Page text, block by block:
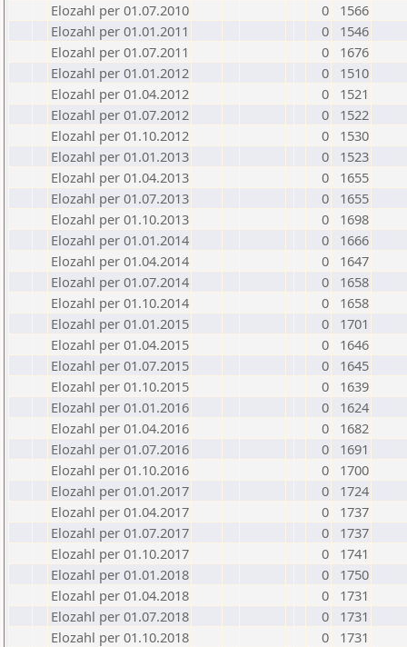
Elozahl per 01.07.2010
0
1566
Elozahl per 01.01.2011
0
1546
Elozahl per 01.07.2011
0
1676
Elozahl per 01.01.2012
0
1510
Elozahl per 01.04.2012
0
1521
Elozahl per 01.07.2012
0
1522
Elozahl per 01.10.2012
0
1530
Elozahl per 01.01.2013
0
1523
Elozahl per 01.04.2013
0
1655
Elozahl per 01.07.2013
0
1655
Elozahl per 01.10.2013
0
1698
Elozahl per 01.01.2014
0
1666
Elozahl per 01.04.2014
0
1647
Elozahl per 01.07.2014
0
1658
Elozahl per 01.10.2014
0
1658
Elozahl per 01.01.2015
0
1701
Elozahl per 01.04.2015
0
1646
Elozahl per 01.07.2015
0
1645
Elozahl per 01.10.2015
0
1639
Elozahl per 01.01.2016
0
1624
Elozahl per 01.04.2016
0
1682
Elozahl per 01.07.2016
0
1691
Elozahl per 01.10.2016
0
1700
Elozahl per 01.01.2017
0
1724
Elozahl per 01.04.2017
0
1737
Elozahl per 01.07.2017
0
1737
Elozahl per 01.10.2017
0
1741
Elozahl per 01.01.2018
0
1750
Elozahl per 01.04.2018
0
1731
Elozahl per 01.07.2018
0
1731
Elozahl per 01.10.2018
0
1731